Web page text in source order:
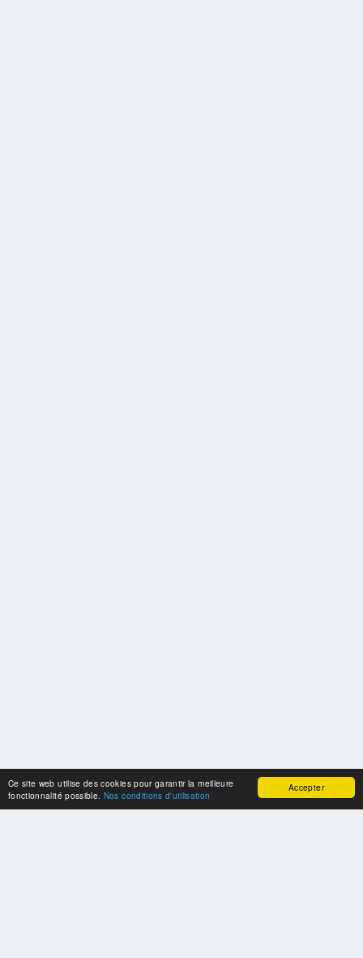
Accepter
Ce site web utilise des cookies pour garantir la meilleure
fonctionnalité possible. Nos conditions d'utilisation